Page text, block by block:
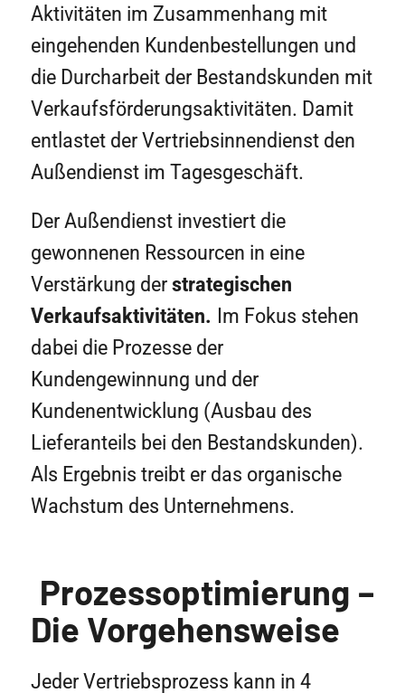
Aktivitäten im Zusammenhang mit
eingehenden Kundenbestellungen und
die Durcharbeit der Bestandskunden mit
Verkaufsförderungsaktivitäten. Damit
entlastet der Vertriebsinnendienst den
Außendienst im Tagesgeschäft.
Der Außendienst investiert die
gewonnenen Ressourcen in eine
Verstärkung derstrategischen
Verkaufsaktivitäten. Im Fokus stehen
dabei die Prozesse der
Kundengewinnung und der
Kundenentwicklung (Ausbau des
Lieferanteils bei den Bestandskunden).
Als Ergebnis treibt er das organische
Wachstum des Unternehmens.
Prozessoptimierung –
Die Vorgehensweise
Jeder Vertriebsprozess kann in 4